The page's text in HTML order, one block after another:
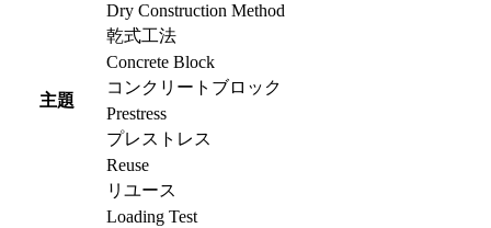
主題
Dry Construction Method
乾式工法
Concrete Block
コンクリートブロック
Prestress
プレストレス
Reuse
リユース
Loading Test